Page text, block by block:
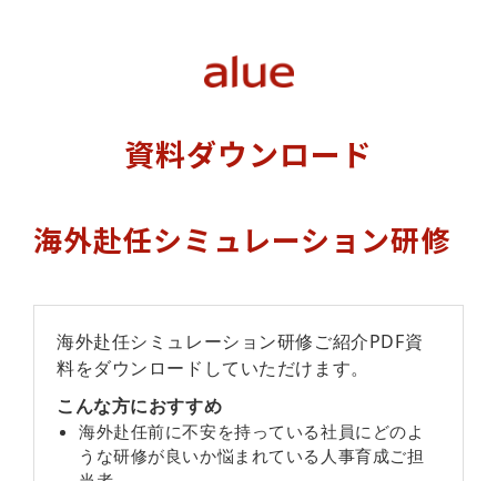
資料ダウンロード
海外赴任シミュレーション研修
海外赴任シミュレーション研修ご紹介PDF資
料をダウンロードしていただけます。
こんな方におすすめ
海外赴任前に不安を持っている社員にどのよ
うな研修が良いか悩まれている人事育成ご担